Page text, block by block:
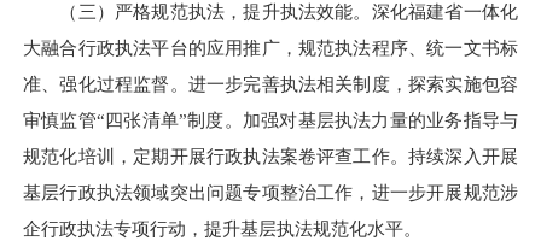
（三）严格规范执法，提升执法效能。深化福建省一体化
大融合行政执法平台的应用推广，规范执法程序、统一文书标
准、强化过程监督。进一步完善执法相关制度，探索实施包容
审慎监管“四张清单”制度。加强对基层执法力量的业务指导与
规范化培训，定期开展行政执法案卷评查工作。持续深入开展
基层行政执法领域突出问题专项整治工作，进一步开展规范涉
企行政执法专项行动，提升基层执法规范化水平。